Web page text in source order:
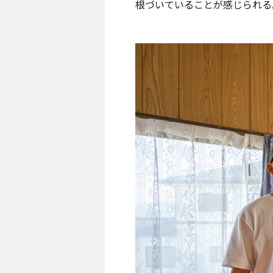
根づいていることが感じられ